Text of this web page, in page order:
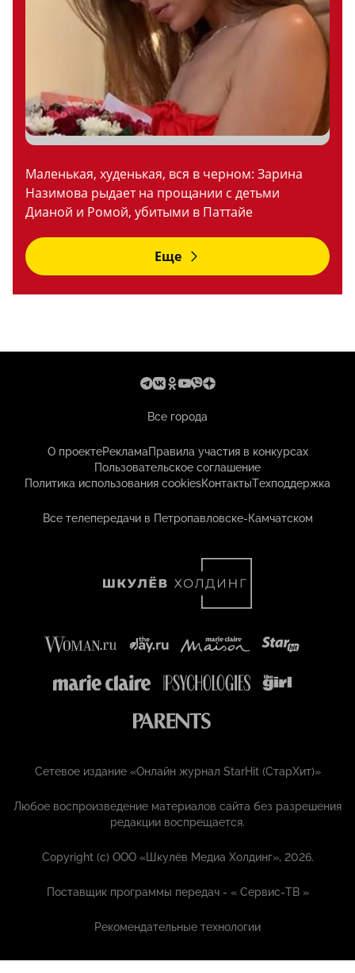
Маленькая, худенькая, вся в черном: Зарина
Назимова рыдает на прощании с детьми
Дианой и Ромой, убитыми в Паттайе
Еще
Все города
О проектеРекламаПравила участия в конкурсах
Пользовательское соглашение
Политика использования cookiesКонтактыТехподдержка
Все телепередачи в Петропавловске-Камчатском
Сетевое издание «Онлайн журнал StarHit (СтарХит)»
Любое воспроизведение материалов сайта без разрешения
редакции воспрещается.
Copyright (с) ООО «Шкулёв Медиа Холдинг», 2026.
Поставщик программы передач - «Сервис-ТВ »
Рекомендательные технологии